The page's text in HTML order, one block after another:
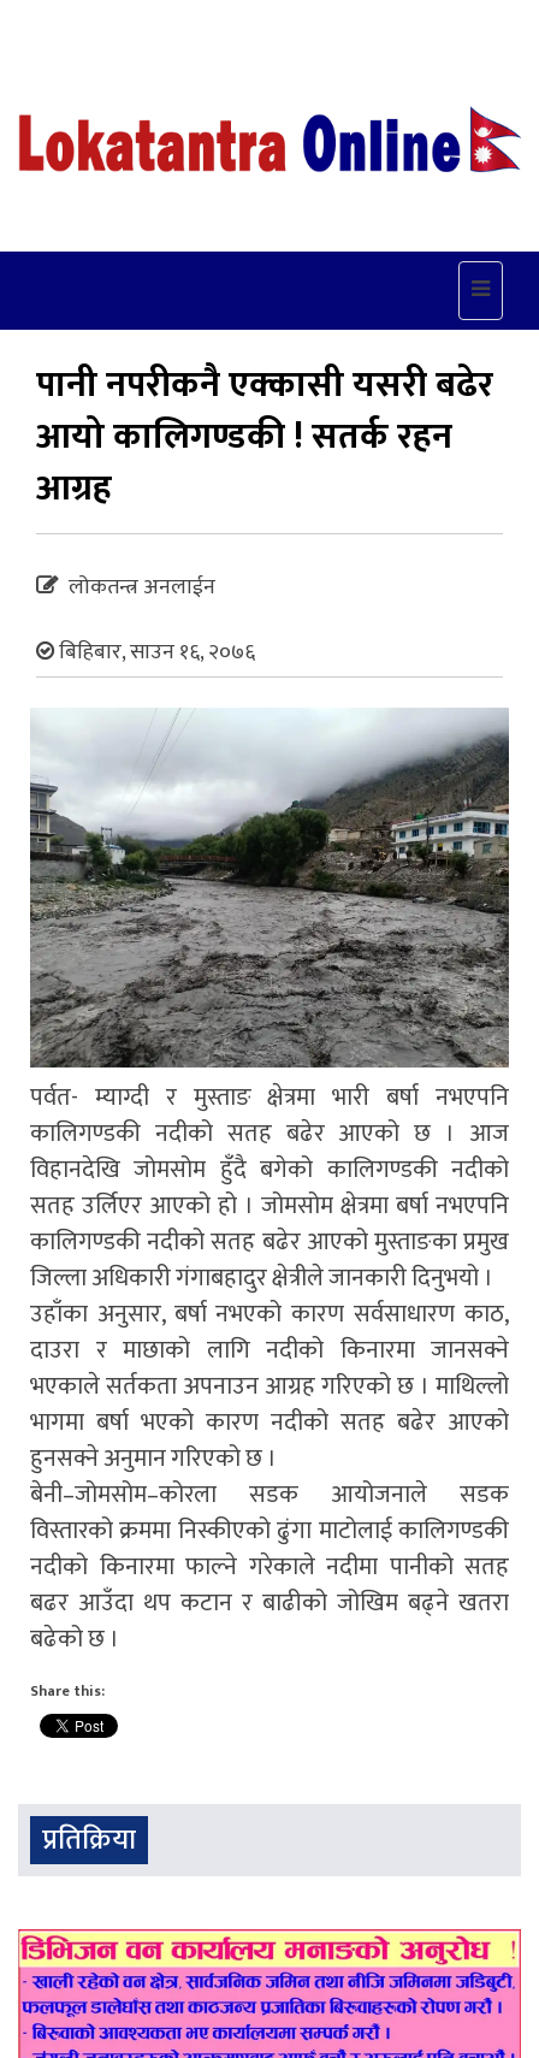
Toggle
पानी नपरीकनै एक्कासी यसरी बढेर
आयो कालिगण्डकी ! सतर्क रहन
आग्रह
लोकतन्त्र अनलाईन
बिहिबार, साउन १६, २०७६
पर्वत- म्याग्दी र मुस्ताङ क्षेत्रमा भारी बर्षा नभएपनि
कालिगण्डकी नदीको सतह बढेर आएको छ । आज
विहानदेखि जोमसोम हुँदै बगेको कालिगण्डकी नदीको
सतह उर्लिएर आएको हो । जोमसोम क्षेत्रमा बर्षा नभएपनि
कालिगण्डकी नदीको सतह बढेर आएको मुस्ताङका प्रमुख
जिल्ला अधिकारी गंगाबहादुर क्षेत्रीले जानकारी दिनुभयो ।
उहाँका अनुसार, बर्षा नभएको कारण सर्वसाधारण काठ,
दाउरा र माछाको लागि नदीको किनारमा जानसक्ने
भएकाले सर्तकता अपनाउन आग्रह गरिएको छ । माथिल्लो
भागमा बर्षा भएको कारण नदीको सतह बढेर आएको
हुनसक्ने अनुमान गरिएको छ ।
बेनी–जोमसोम–कोरला सडक आयोजनाले सडक
विस्तारको क्रममा निस्कीएको ढुंगा माटोलाई कालिगण्डकी
नदीको किनारमा फाल्ने गरेकाले नदीमा पानीको सतह
बढर आउँदा थप कटान र बाढीको जोखिम बढ्ने खतरा
बढेको छ ।
Share this:
प्रतिक्रिया